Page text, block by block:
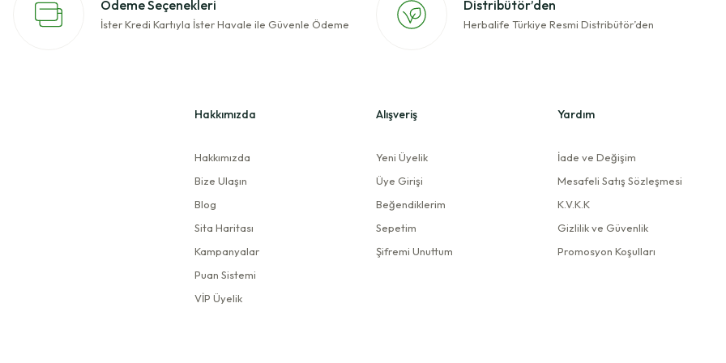
ve cildimde parlaklık. Umarım etkisi bu şekilde devam eder eğer böyle giderse favori ürünüm olabilir.
mevcuttur. İyi günler dilerim.
Gönder
Ödeme Seçenekleri
İster Kredi Kartıyla İster Havale ile Güvenle Ödeme
Distribütör’den
Herbalife Türkiye Resmi Distribütör’den
Hakkımızda
Hakkımızda
Bize Ulaşın
Blog
Sita Haritası
Kampanyalar
Puan Sistemi
VİP Üyelik
Alışveriş
Yeni Üyelik
Üye Girişi
Beğendiklerim
Sepetim
Şifremi Unuttum
Yardım
İade ve Değişim
Mesafeli Satış Sözleşmesi
K.V.K.K
Gizlilik ve Güvenlik
Promosyon Koşulları